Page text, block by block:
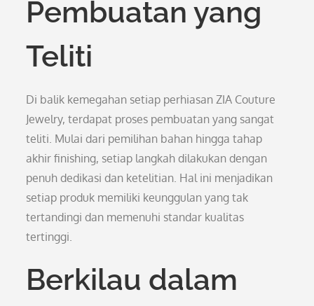
Pembuatan yang
Teliti
Di balik kemegahan setiap perhiasan ZIA Couture
Jewelry, terdapat proses pembuatan yang sangat
teliti. Mulai dari pemilihan bahan hingga tahap
akhir finishing, setiap langkah dilakukan dengan
penuh dedikasi dan ketelitian. Hal ini menjadikan
setiap produk memiliki keunggulan yang tak
tertandingi dan memenuhi standar kualitas
tertinggi.
Berkilau dalam